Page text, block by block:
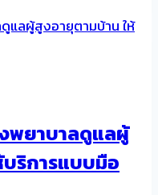
พยาบาลดูแลผู้
ริการแบบมือ